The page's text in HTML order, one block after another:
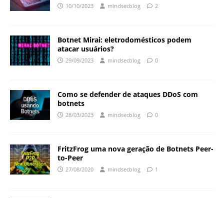
10/10/2023 mindsecblog 2
Botnet Mirai: eletrodomésticos podem
atacar usuários?
29/09/2023 mindsecblog 0
Como se defender de ataques DDoS com
botnets
28/03/2023 mindsecblog 0
FritzFrog uma nova geração de Botnets Peer-
to-Peer
27/08/2020 mindsecblog 1